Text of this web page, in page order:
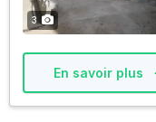
3
En savoir plus